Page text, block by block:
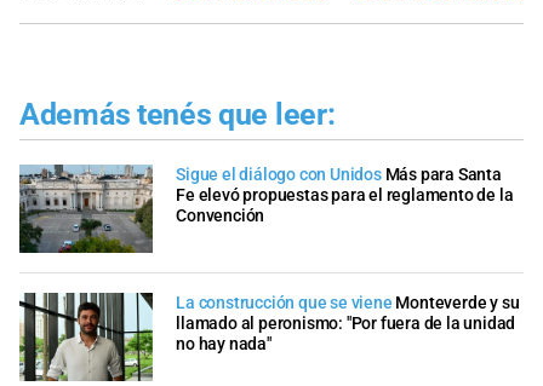
Además tenés que leer:
Sigue el diálogo con Unidos Más para Santa
Fe elevó propuestas para el reglamento de la
Convención
La construcción que se viene Monteverde y su
llamado al peronismo: "Por fuera de la unidad
no hay nada"